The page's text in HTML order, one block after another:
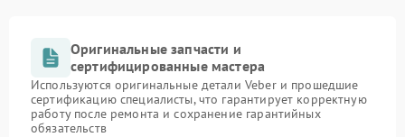
Оригинальные запчасти и
сертифицированные мастера
Используются оригинальные детали Veber и прошедшие
сертификацию специалисты, что гарантирует корректную
работу после ремонта и сохранение гарантийных
обязательств